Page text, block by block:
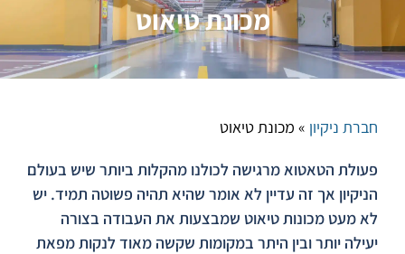
מכונת טיאוט
חברת ניקיון » מכונת טיאוט
פעולת הטאטוא מרגישה לכולנו מהקלות ביותר שיש בעולם
הניקיון אך זה עדיין לא אומר שהיא תהיה פשוטה תמיד. יש
לא מעט מכונות טיאוט שמבצעות את העבודה בצורה
יעילה יותר ובין היתר במקומות שקשה מאוד לנקות מפאת